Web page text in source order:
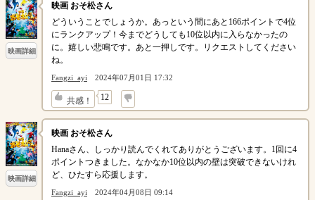
映画詳細
映画 おそ松さん
どういうことでしょうか。あっという間にあと166ポイントで4位
にランクアップ！今までどうしても10位以内に入らなかったの
に。嬉しい悲鳴です。あと一押しです。リクエストしてください
ね。
Fangzi_ayi 2024年07月01日 17:32
共感！ 12
↓
映画詳細
映画 おそ松さん
Hanaさん、しっかり読んでくれてありがとうございます。1回に4
ポイントつきました。なかなか10位以内の壁は突破できないけれ
ど、ひたすら応援します。
Fangzi_ayi 2024年04月08日 09:14